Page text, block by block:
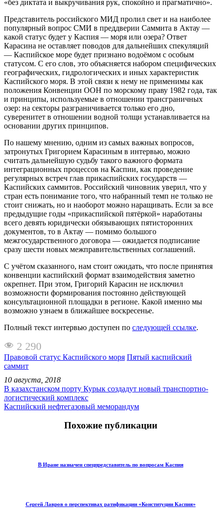
«без диктата и выкручивания рук, спокойно и прагматично».
Представитель российского МИД пролил свет и на наиболее
популярный вопрос СМИ в преддверии Саммита в Актау —
какой статус будет у Каспия — моря или озера? Ответ
Карасина не оставляет поводов для дальнейших спекуляций
— Каспийское море будет признано водоёмом с особым
статусом. С его слов, это объясняется набором специфических
географических, гидрологических и иных характеристик
Каспийского моря. В этой связи к нему не применимы как
положения Конвенции ООН по морскому праву 1982 года, так
и принципы, используемые в отношении трансграничных
озер: на секторы разграничивается только его дно,
суверенитет в отношении водной толщи устанавливается на
основании других принципов.
По нашему мнению, одним из самых важных вопросов,
затронутых Григорием Карасиным в интервью, можно
считать дальнейшую судьбу такого важного формата
интеграционных процессов на Каспии, как проведение
регулярных встреч глав прикаспийских государств —
Каспийских саммитов. Российский чиновник уверил, что у
стран есть понимание того, что набранный темп не только не
стоит снижать, но и наоборот можно наращивать. Если за все
предыдущие годы «прикаспийской пятёркой» наработаны
всего девять юридически обязывающих пятисторонних
документов, то в Актау — помимо большого
межгосударственного договора — ожидается подписание
сразу шести новых межправительственных соглашений.
С учётом сказанного, нам стоит ожидать, что после принятия
конвенции каспийский формат взаимодействия заметно
окрепнет. При этом, Григорий Карасин не исключил
возможности формирования постоянно действующей
консультационной площадки в регионе. Какой именно мы
возможно узнаем в ближайшее воскресенье.
Полный текст интервью доступен по следующей ссылке.
2 290
Правовой статус Каспийского моря Пятый каспийский
саммит
10 августа, 2018
В казахстанском порту Курык создадут новый транспортно-
логистический комплекс
Каспийский нефтегазовый меморандум
Похожие публикации
В Иране назначен спецпредставитель по вопросам Каспия
Сергей Лавров о перспективах ратификации «Конституции Каспия»